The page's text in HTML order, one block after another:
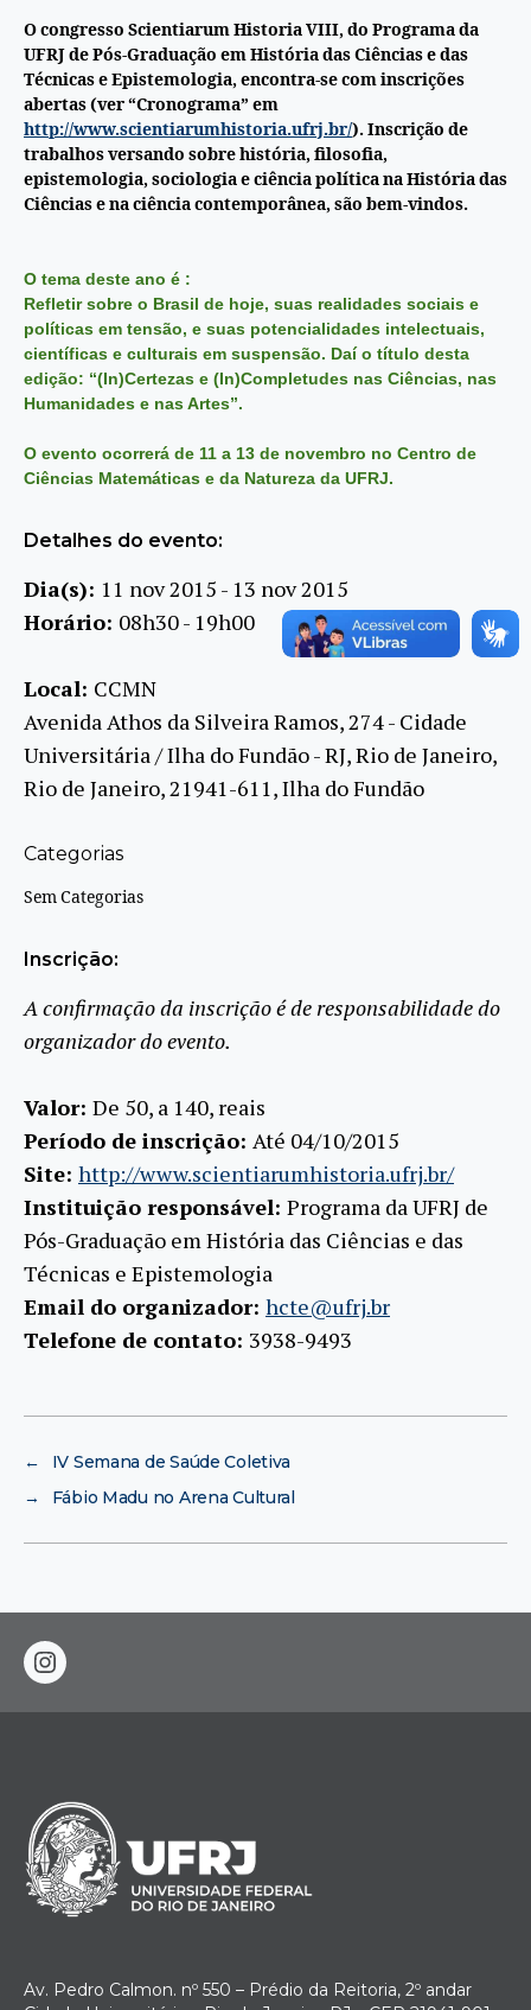
O congresso Scientiarum Historia VIII, do Programa da
UFRJ de Pós-Graduação em História das Ciências e das
Técnicas e Epistemologia, encontra-se com inscrições
abertas (ver “Cronograma” em
http://www.scientiarumhistoria.ufrj.br/). Inscrição de
trabalhos versando sobre história, filosofia,
epistemologia, sociologia e ciência política na História das
Ciências e na ciência contemporânea, são bem-vindos.
O tema deste ano é :
Refletir sobre o Brasil de hoje, suas realidades sociais e
políticas em tensão, e suas potencialidades intelectuais,
científicas e culturais em suspensão. Daí o título desta
edição: “(In)Certezas e (In)Completudes nas Ciências, nas
Humanidades e nas Artes”.
O evento ocorrerá de 11 a 13 de novembro no Centro de
Ciências Matemáticas e da Natureza da UFRJ.
Detalhes do evento:
Dia(s): 11 nov 2015 - 13 nov 2015
Horário: 08h30 - 19h00
Local: CCMN
Avenida Athos da Silveira Ramos, 274 - Cidade
Universitária / Ilha do Fundão - RJ, Rio de Janeiro,
Rio de Janeiro, 21941-611, Ilha do Fundão
Categorias
Sem Categorias
Inscrição:
A confirmação da inscrição é de responsabilidade do
organizador do evento.
Valor: De 50, a 140, reais
Período de inscrição: Até 04/10/2015
Site: http://www.scientiarumhistoria.ufrj.br/
Instituição responsável: Programa da UFRJ de
Pós-Graduação em História das Ciências e das
Técnicas e Epistemologia
Email do organizador: hcte@ufrj.br
Telefone de contato: 3938-9493
←
IV Semana de Saúde Coletiva
→
Fábio Madu no Arena Cultural
instagram
Av. Pedro Calmon. nº 550 – Prédio da Reitoria, 2º andar